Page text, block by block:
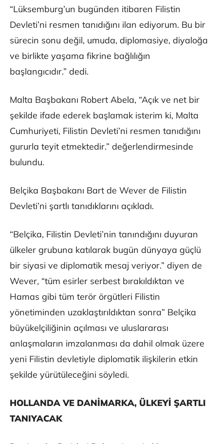
“Lüksemburg’un bugünden itibaren Filistin
Devleti’ni resmen tanıdığını ilan ediyorum. Bu bir
sürecin sonu değil, umuda, diplomasiye, diyaloğa
ve birlikte yaşama fikrine bağlılığın
başlangıcıdır.” dedi.
Malta Başbakanı Robert Abela, “Açık ve net bir
şekilde ifade ederek başlamak isterim ki, Malta
Cumhuriyeti, Filistin Devleti’ni resmen tanıdığını
gururla teyit etmektedir.” değerlendirmesinde
bulundu.
Belçika Başbakanı Bart de Wever de Filistin
Devleti’ni şartlı tanıdıklarını açıkladı.
“Belçika, Filistin Devleti’nin tanındığını duyuran
ülkeler grubuna katılarak bugün dünyaya güçlü
bir siyasi ve diplomatik mesaj veriyor.” diyen de
Wever, “tüm esirler serbest bırakıldıktan ve
Hamas gibi tüm terör örgütleri Filistin
yönetiminden uzaklaştırıldıktan sonra” Belçika
büyükelçiliğinin açılması ve uluslararası
anlaşmaların imzalanması da dahil olmak üzere
yeni Filistin devletiyle diplomatik ilişkilerin etkin
şekilde yürütüleceğini söyledi.
HOLLANDA VE DANİMARKA, ÜLKEYİ ŞARTLI
TANIYACAK